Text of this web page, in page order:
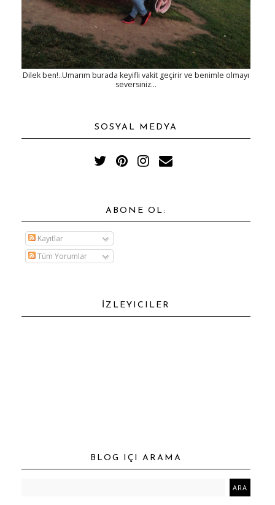
Dilek ben!..Umarım burada keyifli vakit geçirir ve benimle olmayı
seversiniz...
SOSYAL MEDYA
ABONE OL:
Kayıtlar
Tüm Yorumlar
İZLEYICILER
BLOG IÇI ARAMA